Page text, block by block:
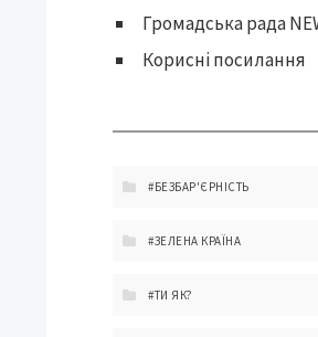
Громадська рада
Корисні посилання
#БЕЗБАР'ЄРНІСТЬ
#ЗЕЛЕНА КРАЇНА
#ТИ ЯК?